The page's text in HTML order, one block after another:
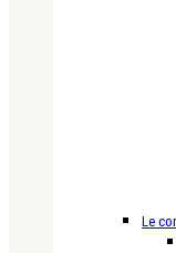
Le